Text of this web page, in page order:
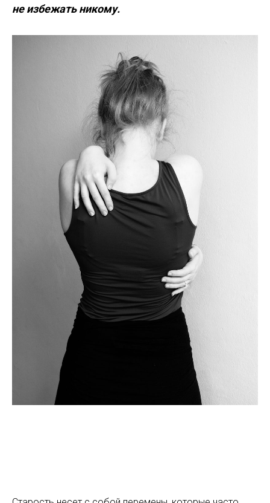
не избежать никому.